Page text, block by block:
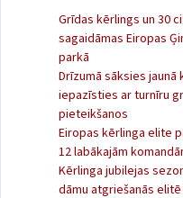
Grīdas kērlings un 30
sagaidāmas Eiropas
parkā
Drīzumā sāksies jaunā
iepazīsties ar turnīru
pieteikšanos
Eiropas kērlinga elite
12 labākajām
Kērlinga jubilejas
dāmu atgriešanās